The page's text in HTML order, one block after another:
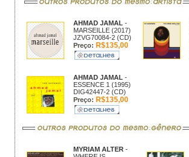
AHMAD JAMAL -
MARSEILLE (2017)
JZVG70084-2 (CD)
Preço: R$135,00
AHMAD JAMAL -
ESSENCE 1 (1995)
DIG42447-2 (CD)
Preço: R$135,00
MYRIAM ALTER -